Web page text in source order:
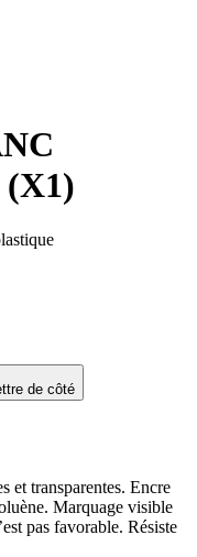
de côté
et transparentes. Encre
Marquage visible
pas favorable. Résiste